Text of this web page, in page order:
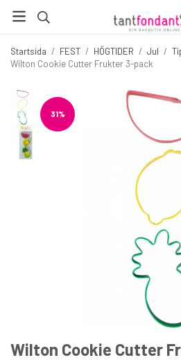
Startsida / FEST / HÖGTIDER / Jul /
Wilton Cookie Cutter Frukter 3-pack
Fler produkter du
31%
Wilton Cookie Cutter